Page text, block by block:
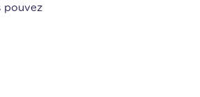
pouvez